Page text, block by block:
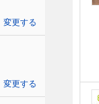
変更する
変更する